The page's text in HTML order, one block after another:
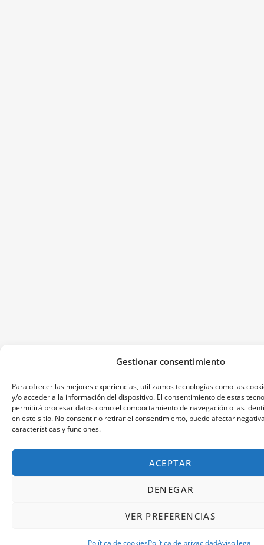
Gestionar consentimiento
Para ofrecer las mejores experiencias, utilizamos tecnologías como las
y/o acceder a la información del dispositivo. El consentimiento de estas
permitirá procesar datos como el comportamiento de navegación o las
en este sitio. No consentir o retirar el consentimiento, puede afectar
características y funciones.
ACEPTAR
DENEGAR
VER PREFERENCIAS
Política de cookiesPolítica de privacidadAviso legal